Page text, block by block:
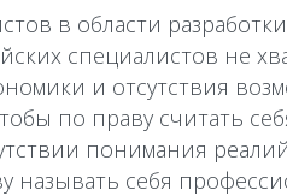
в области
специалистов не
и отсутствия
по праву считать
понимания
себя